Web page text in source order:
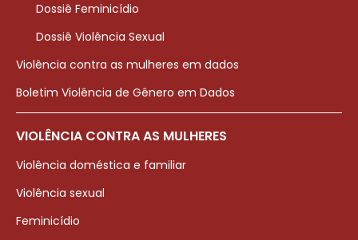
Dossiê Feminicídio
Dossiê Violência Sexual
Violência contra as mulheres em dados
Boletim Violência de Gênero em Dados
VIOLÊNCIA CONTRA AS MULHERES
Violência doméstica e familiar
Violência sexual
Feminicídio